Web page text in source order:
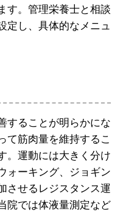
す。管理栄養士と相談
定し、具体的なメニュ
することが明らかにな
て筋肉量を維持するこ
。運動には大きく分け
ォーキング、ジョギン
させるレジスタンス運
院では体液量測定など